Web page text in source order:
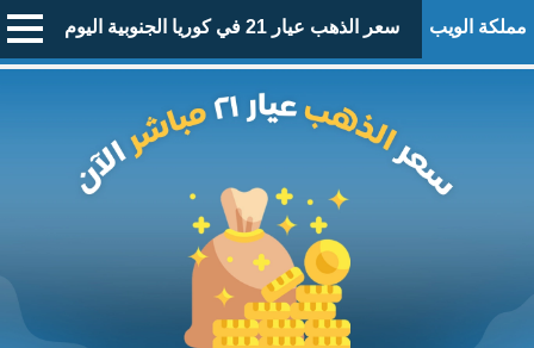
مملكة الويب سعر الذهب عيار 21 في كوريا الجنوبية اليوم